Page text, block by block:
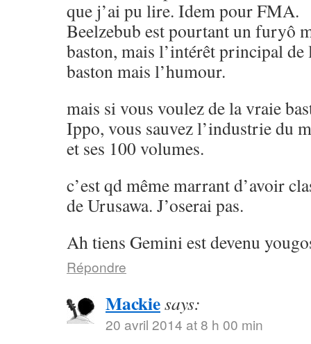
que j’ai pu lire. Idem pour FMA.
Beelzebub est pourtant un furyô
baston, mais l’intérêt principal de
baston mais l’humour.
mais si vous voulez de la vraie
Ippo, vous sauvez l’industrie du
et ses 100 volumes.
c’est qd même marrant d’avoir
de Urusawa. J’oserai pas.
Ah tiens Gemini est devenu
Répondre
Mackiesays:
20 avril 2014 at 8 h 00 min